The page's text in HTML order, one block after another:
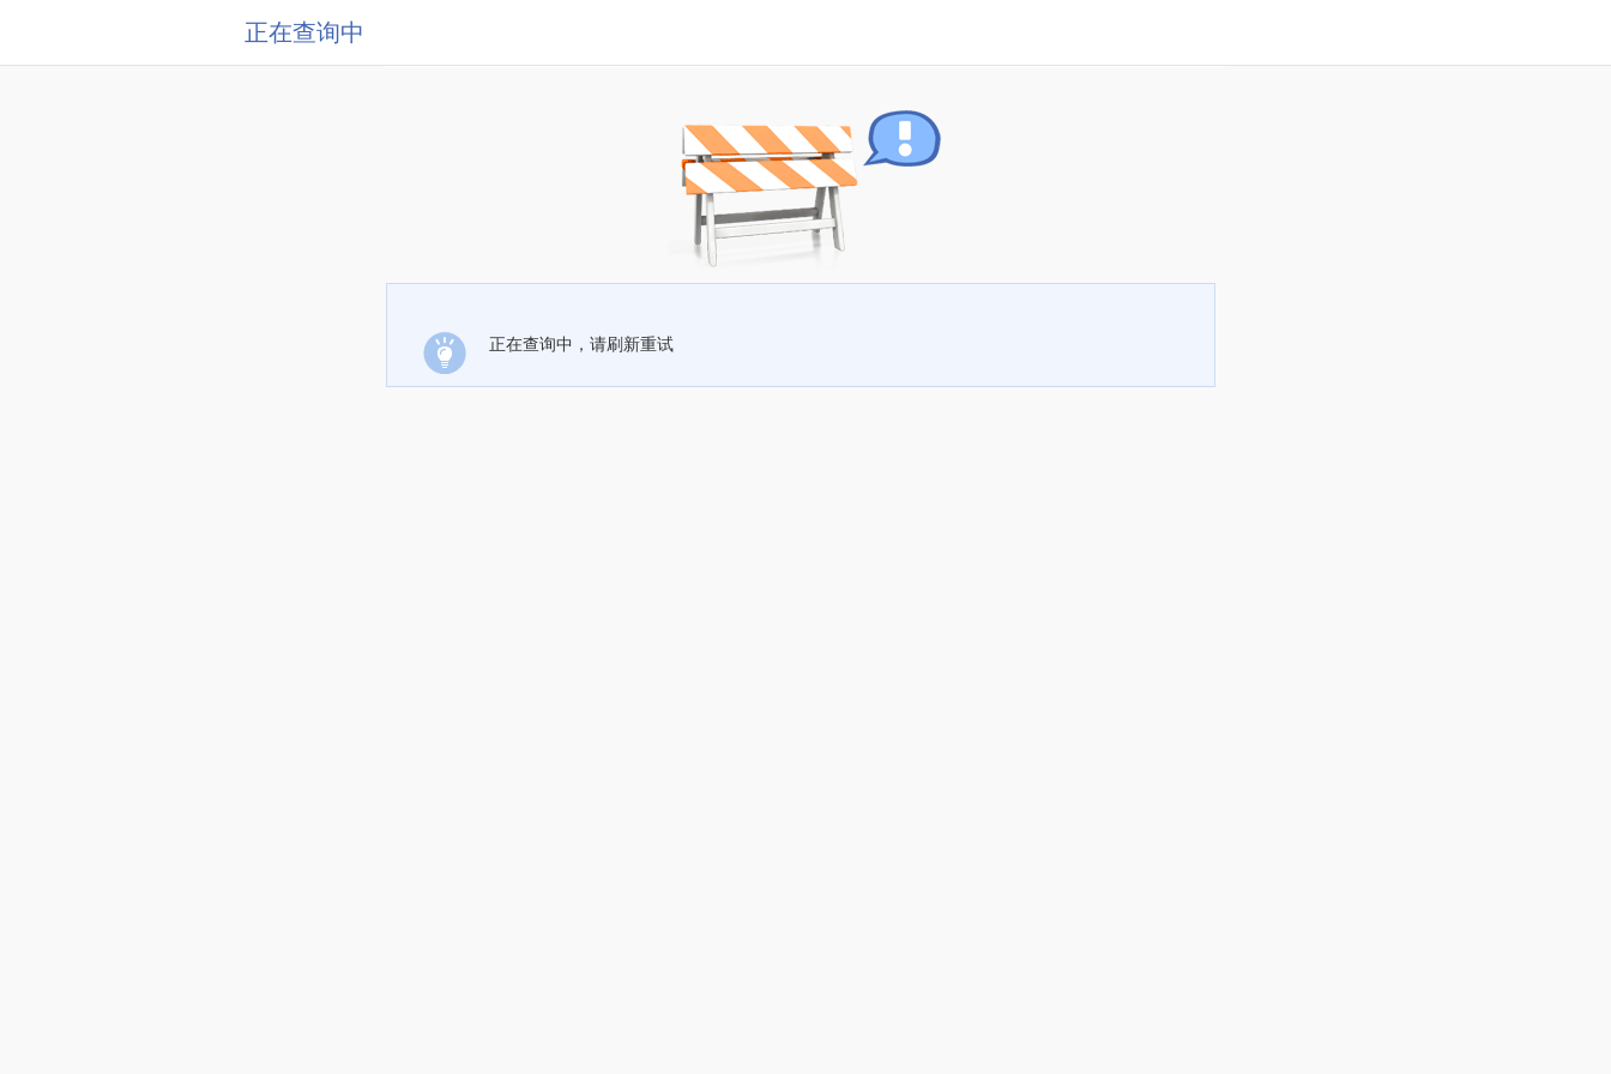
正在查询中
正在查询中，请刷新重试